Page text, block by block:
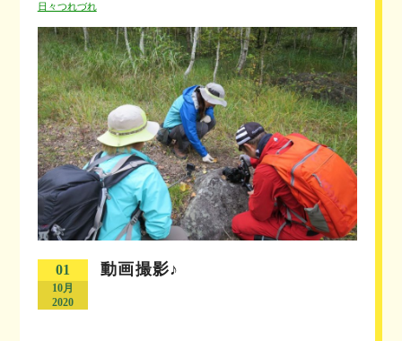
日々つれづれ
01
10月
2020
動画撮影♪